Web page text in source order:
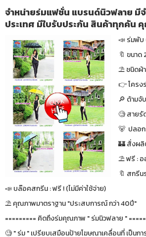
จำหน่ายร่มแฟชั่น แบรนด์นิวฟลาย มี
ประเทศ มีใบรับประกัน สินค้าทุกคัน
📣 ร่มพับ
🔖 ขนาด
⛱ ชนิดผ้า
👉 โครง
🔎 ด้ามจั
🧐 สายรั
🐻 ปลอก
🏰 สั่งผลิ
⛱ ฟรี : อ
🔖 สกรีน
📣 บล๊อคสกรีน : ฟรี ! (ไม่มีค่าใช้จ่าย)
⛱ คุณภาพมาตราฐาน "ประสบการณ์ กว่า 40ปี"
========= คิดถึงร่มคุณภาพ " ร่มนิวฟลาย "
🧐 " ร่ม " เปรียบเสมือนป้ายโฆษณาเคลื่อนที่ เป็นก